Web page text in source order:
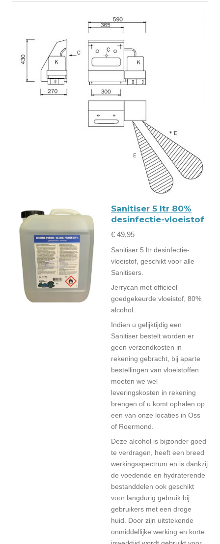
Sanitiser 5 ltr 80%
desinfectie-vloeistof
€ 49,95
Sanitiser 5 ltr desinfectie-
vloeistof, geschikt voor alle
Sanitisers.
Jerrycan met officieel
goedgekeurde vloeistof, 80%
alcohol.
Indien u gelijktijdig een
Sanitiser bestelt worden er
geen verzendkosten in
rekening gebracht, bij aparte
bestellingen van vloeistoffen
moeten we wel
leveringskosten in rekening
brengen of u komt ophalen op
een van onze locaties in Oss
of Roermond.
Deze alcohol is bijzonder goed
te verdragen, heeft een breed
werkingsspectrum en is dankzij
de voedende en hydraterende
bestanddelen ook geschikt
voor langdurig gebruik bij
gebruikers met een droge
huid. Door zijn uitstekende
onmiddellijke werking en korte